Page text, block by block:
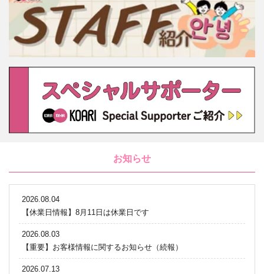
お知らせ
2026.08.04
【休業日情報】8月11日は休業日です
2026.08.03
【重要】お客様情報に関するお知らせ（続報）
2026.07.13